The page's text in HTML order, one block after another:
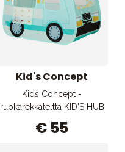
Kid's Concept
Kids Concept -
ruokarekkateltta KID'S HUB
€ 55